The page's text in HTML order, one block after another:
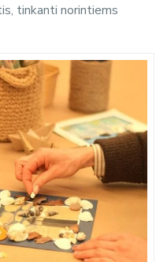
tinkanti norintiems